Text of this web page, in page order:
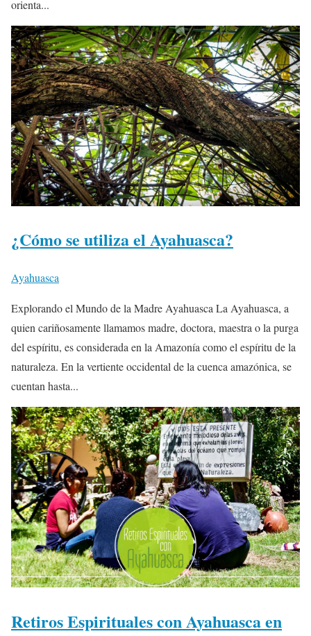
orienta...
¿Cómo se utiliza el Ayahuasca?
Ayahuasca
Explorando el Mundo de la Madre Ayahuasca La Ayahuasca, a
quien cariñosamente llamamos madre, doctora, maestra o la purga
del espíritu, es considerada en la Amazonía como el espíritu de la
naturaleza. En la vertiente occidental de la cuenca amazónica, se
cuentan hasta...
Retiros Espirituales con Ayahuasca en